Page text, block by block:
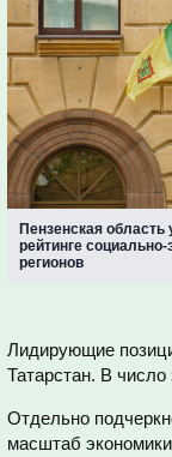
Пензенская
рейтинге
регионов
Лидирующие
Татарстан. В
Отдельно
масштаб